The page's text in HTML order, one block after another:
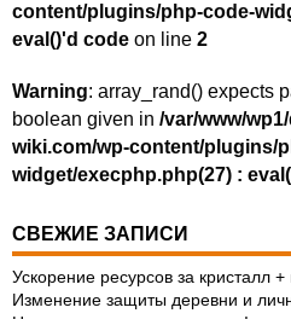
content/plugins/php-code-
eval()'d code on line 2
Warning: array_rand() expects
boolean given in /var/www/
wiki.com/wp-content/plugins/
widget/execphp.php(27) :
СВЕЖИЕ ЗАПИСИ
Ускорение ресурсов за кристалл +
Изменение защиты деревни и